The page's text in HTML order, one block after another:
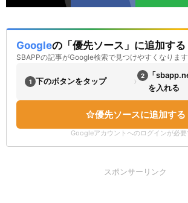
Googleの「優先ソース」に追加する
SBAPPの記事がGoogle検索で見つけやすくなります
1 下のボタンをタップ › 2
「
を入れる
優先ソースに追加する
Googleアカウントへのログインが必要
スポンサーリンク